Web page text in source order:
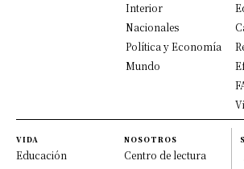
Interior
Nacionales
Política y Economía
Mundo
VIDA
Educación
NOSOTROS
Centro de lectura